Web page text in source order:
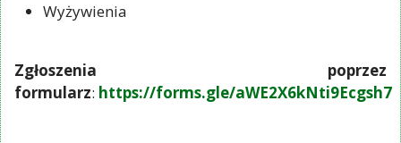
Wyżywienia
Zgłoszenia poprzez
formularz: https://forms.gle/aWE2X6kNti9Ecgsh7